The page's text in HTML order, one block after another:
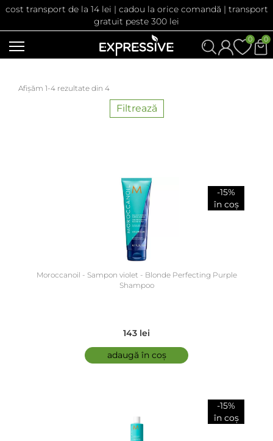
cost transport de la 14 lei | cadou la orice comandă | transport
gratuit peste 300 lei
0
0
Afișăm 1-4 rezultate din 4
Filtrează
-15%
în coș
Moroccanoil - Sampon violet - Blonde Perfecting Purple
Shampoo
143 lei
adaugă în coș
-15%
în coș